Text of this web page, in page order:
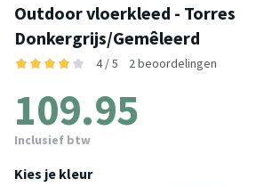
Outdoor vloerkleed - Torres
Donkergrijs/Gemêleerd
4 / 5 2 beoordelingen
109.95
Inclusief btw
Kies je kleur